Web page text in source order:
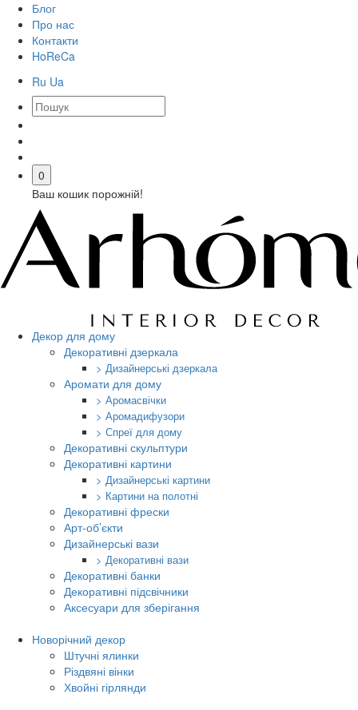
Блог
Про нас
Контакти
HoReCa
Ru Ua
0
Ваш кошик порожній!
Декор для дому
Декоративні дзеркала
> Дизайнерські дзеркала
Аромати для дому
> Аромасвічки
> Аромадифузори
> Спреї для дому
Декоративні скульптури
Декоративні картини
> Дизайнерські картини
> Картини на полотні
Декоративні фрески
Арт-об’єкти
Дизайнерські вази
> Декоративні вази
Декоративні банки
Декоративні підсвічники
Аксесуари для зберігання
Новорічний декор
Штучні ялинки
Різдвяні вінки
Хвойні гірлянди